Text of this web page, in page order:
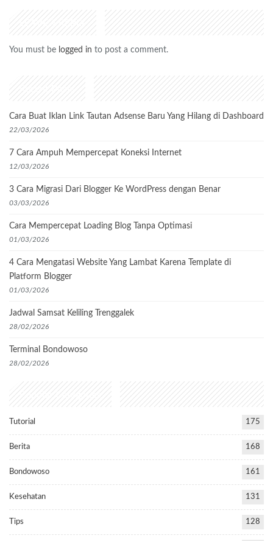
LEAVE A REPLY
You must be logged in to post a comment.
Recent Posts
Cara Buat Iklan Link Tautan Adsense Baru Yang Hilang di Dashboard
22/03/2026
7 Cara Ampuh Mempercepat Koneksi Internet
12/03/2026
3 Cara Migrasi Dari Blogger Ke WordPress dengan Benar
03/03/2026
Cara Mempercepat Loading Blog Tanpa Optimasi
01/03/2026
4 Cara Mengatasi Website Yang Lambat Karena Template di
Platform Blogger
01/03/2026
Jadwal Samsat Keliling Trenggalek
28/02/2026
Terminal Bondowoso
28/02/2026
Popular Categories
Tutorial 175
Berita 168
Bondowoso 161
Kesehatan 131
Tips 128